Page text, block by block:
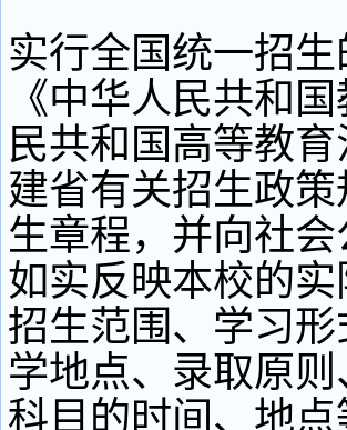
实行全国统一招
《中华人民共和
民共和国高等教
建省有关招生政
生章程，并向社
如实反映本校的
招生范围、学习
学地点、录取原
科目的时间、地